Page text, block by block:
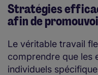
Stratégies
afin de
Le véritable travail
comprendre que les
individuels